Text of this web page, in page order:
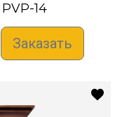
PVP-14
Заказать